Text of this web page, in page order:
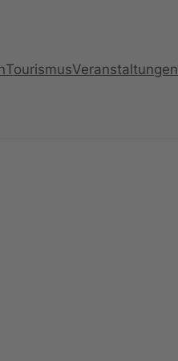
TourismusVeranstaltungen